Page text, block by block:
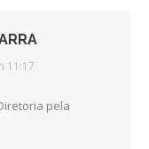
11:17
pela